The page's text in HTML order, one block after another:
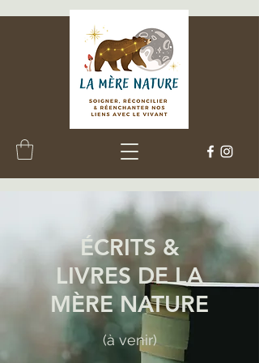
ÉCRITS &
LIVRES DE LA
MÈRE NATURE
(à venir)